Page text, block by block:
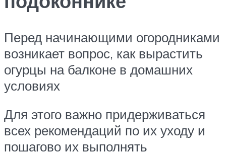
Перед начинающими огородниками
возникает вопрос, как вырастить
огурцы на балконе в домашних
условиях
Для этого важно придерживаться
всех рекомендаций по их уходу и
пошагово их выполнять